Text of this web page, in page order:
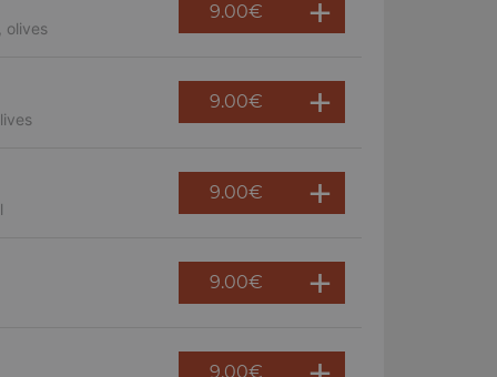
olives
9.00€
9.00€
9.00€
9.00€
9.00€